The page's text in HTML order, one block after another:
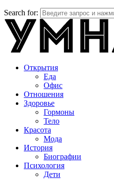
Search for:
Открытия
Еда
Офис
Отношения
Здоровье
Гормоны
Тело
Красота
Мода
История
Биографии
Психология
Дети